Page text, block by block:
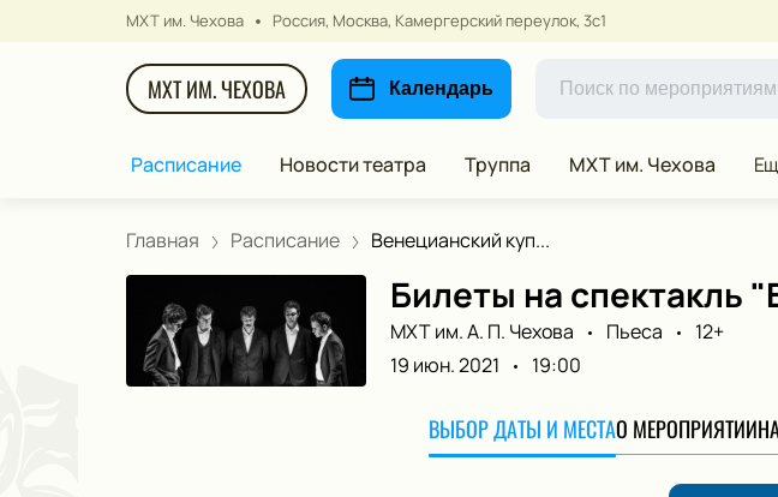
МХТ им. Чехова Россия, Москва, Камергерский переулок, 3с1
МХТ ИМ. ЧЕХОВА Календарь
Расписание Новости театра Труппа МХТ им. Чехова
Главная Расписание Венецианский куп...
Билеты на спектакль
МХТ им. А. П. Чехова Пьеса
12+
19 июн. 2021
19:00
ВЫБОР ДАТЫ И МЕСТАО МЕРОПРИЯТИИ